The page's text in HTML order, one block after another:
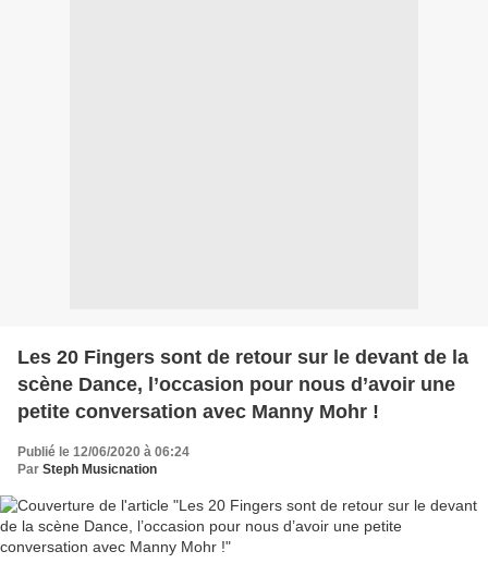
Les 20 Fingers sont de retour sur le devant de la
scène Dance, l’occasion pour nous d’avoir une
petite conversation avec Manny Mohr !
Publié le 12/06/2020 à 06:24
Par Steph Musicnation